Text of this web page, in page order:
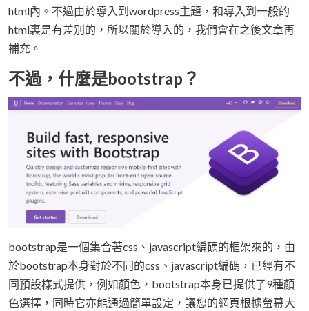
html內。不過由於導入到wordpress主題，和導入到一般的
html裏是有差別的，所以關於導入的，我們會在之後文章再
補充。
不過，什麼是bootstrap？
bootstrap是一個集合著css、javascript編碼的框架來的，由
於bootstrap本身對於不同的css、javascript編碼，已經有不
同預設樣式提供，例如顏色，bootstrap本身已提供了9種顏
色選擇，同時它亦能通過簡單設定，讓您的網頁根據螢幕大